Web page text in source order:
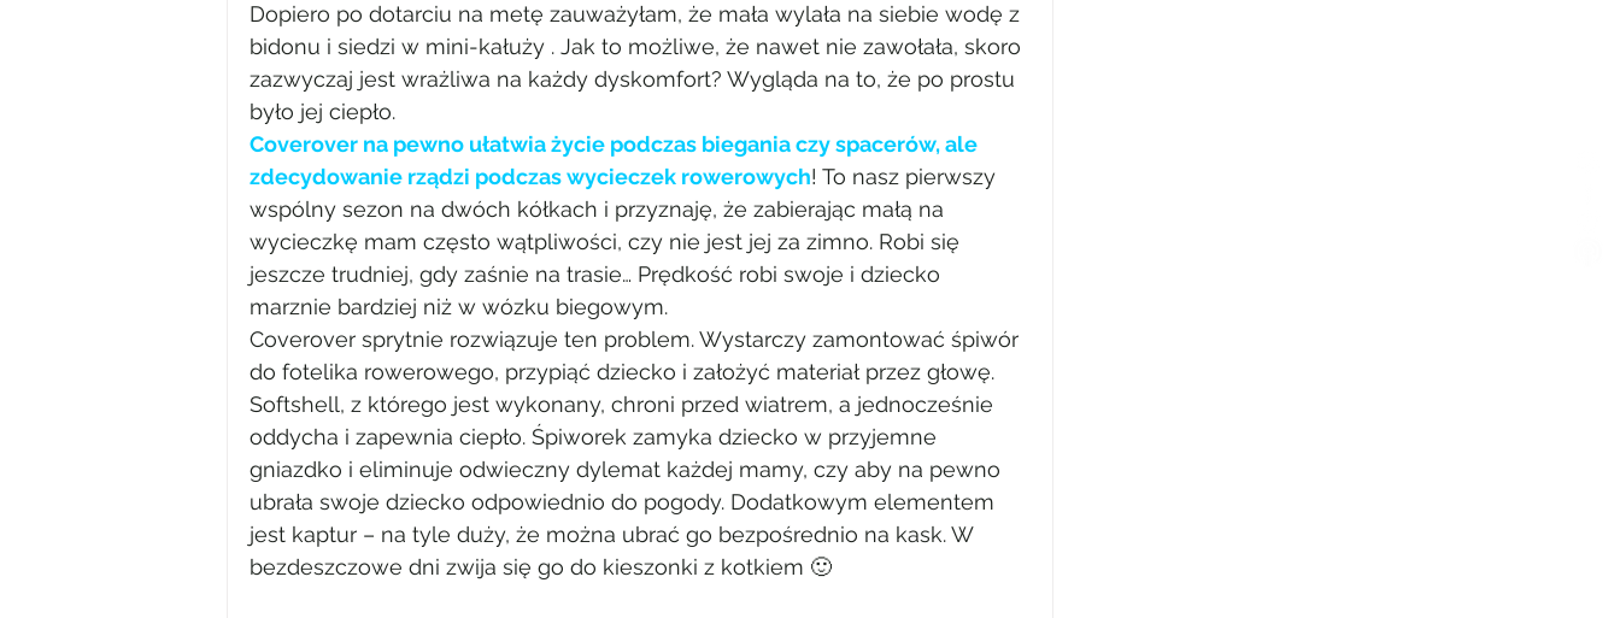
Dopiero po dotarciu na metę zauważyłam, że mała wylała na siebie wodę z
bidonu i siedzi w mini-kałuży . Jak to możliwe, że nawet nie zawołała, skoro
zazwyczaj jest wrażliwa na każdy dyskomfort? Wygląda na to, że po prostu
było jej ciepło.
Coverover na pewno ułatwia życie podczas biegania czy spacerów, ale
zdecydowanie rządzi podczas wycieczek rowerowych! To nasz pierwszy
wspólny sezon na dwóch kółkach i przyznaję, że zabierając małą na
wycieczkę mam często wątpliwości, czy nie jest jej za zimno. Robi się
jeszcze trudniej, gdy zaśnie na trasie… Prędkość robi swoje i dziecko
marznie bardziej niż w wózku biegowym.
Coverover sprytnie rozwiązuje ten problem. Wystarczy zamontować śpiwór
do fotelika rowerowego, przypiąć dziecko i założyć materiał przez głowę.
Softshell, z którego jest wykonany, chroni przed wiatrem, a jednocześnie
oddycha i zapewnia ciepło. Śpiworek zamyka dziecko w przyjemne
gniazdko i eliminuje odwieczny dylemat każdej mamy, czy aby na pewno
ubrała swoje dziecko odpowiednio do pogody. Dodatkowym elementem
jest kaptur – na tyle duży, że można ubrać go bezpośrednio na kask. W
bezdeszczowe dni zwija się go do kieszonki z kotkiem 🙂